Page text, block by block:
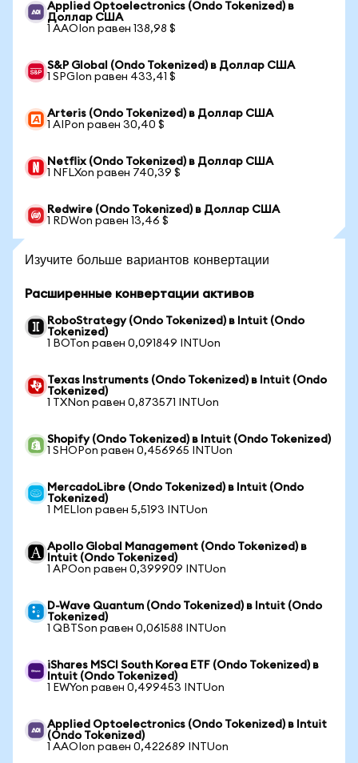
Applied Optoelectronics (Ondo Tokenized) в
Доллар США
1 AAOIon равен 138,98 $
S&P Global (Ondo Tokenized) в Доллар США
1 SPGIon равен 433,41 $
Arteris (Ondo Tokenized) в Доллар США
1 AIPon равен 30,40 $
Netflix (Ondo Tokenized) в Доллар США
1 NFLXon равен 740,39 $
Redwire (Ondo Tokenized) в Доллар США
1 RDWon равен 13,46 $
Изучите больше вариантов конвертации
Расширенные конвертации активов
RoboStrategy (Ondo Tokenized) в Intuit (Ondo
Tokenized)
1 BOTon равен 0,091849 INTUon
Texas Instruments (Ondo Tokenized) в Intuit (Ondo
Tokenized)
1 TXNon равен 0,873571 INTUon
Shopify (Ondo Tokenized) в Intuit (Ondo Tokenized)
1 SHOPon равен 0,456965 INTUon
MercadoLibre (Ondo Tokenized) в Intuit (Ondo
Tokenized)
1 MELIon равен 5,5193 INTUon
Apollo Global Management (Ondo Tokenized) в
Intuit (Ondo Tokenized)
1 APOon равен 0,399909 INTUon
D-Wave Quantum (Ondo Tokenized) в Intuit (Ondo
Tokenized)
1 QBTSon равен 0,061588 INTUon
iShares MSCI South Korea ETF (Ondo Tokenized) в
Intuit (Ondo Tokenized)
1 EWYon равен 0,499453 INTUon
Applied Optoelectronics (Ondo Tokenized) в Intuit
(Ondo Tokenized)
1 AAOIon равен 0,422689 INTUon